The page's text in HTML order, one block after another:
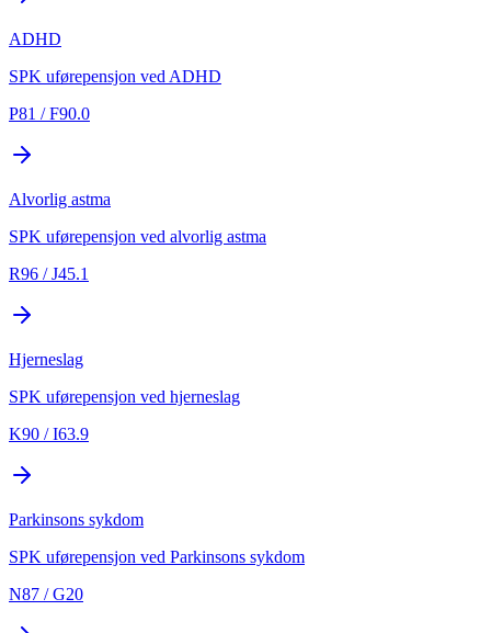
ADHD
SPK uførepensjon ved ADHD
P81 / F90.0
Alvorlig astma
SPK uførepensjon ved alvorlig astma
R96 / J45.1
Hjerneslag
SPK uførepensjon ved hjerneslag
K90 / I63.9
Parkinsons sykdom
SPK uførepensjon ved Parkinsons sykdom
N87 / G20